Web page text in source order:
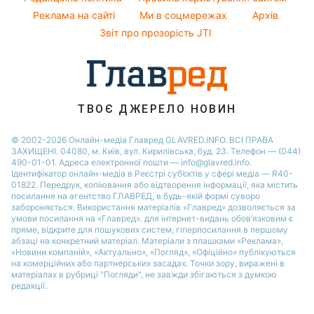
Новини Черкаси
Новини моди
Поради від Андре Тана
Реклама на сайті
Ми в соцмережах
Архів
Звіт про прозорість JTI
ТВОЄ ДЖЕРЕЛО НОВИН
© 2002-2026 Онлайн-медіа Главред GLAVRED.INFO. ВСІ ПРАВА
ЗАХИЩЕНІ. 04080, м. Київ, вул. Кирилівська, буд. 23. Телефон — (044)
490-01-01. Адреса електронної пошти — info@glavred.info.
Ідентифікатор онлайн-медіа в Реєстрі суб’єктів у сфері медіа — R40-
01822. Передрук, копіювання або відтворення інформації, яка містить
посилання на агентство ГЛАВРЕД, в будь-якій формi суворо
забороняється. Використання матеріалів «Главред» дозволяється за
умови посилання на «Главред». для інтернет-видань обов’язковим є
пряме, відкрите для пошукових систем, гіперпосилання в першому
абзаці на конкретний матеріал. Матеріали з плашками «Реклама»,
«Новини компаній», «Актуально», «Погляд», «Офіційно» публікуються
на комерційних або партнерських засадах. Точки зору, виражені в
матеріалах в рубриці "Погляди", не завжди збігаються з думкою
редакції.